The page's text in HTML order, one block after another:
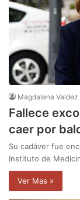
Magdalena Valdez
Fallece
caer por
Su cadáver fue
Instituto de
Ver Mas »